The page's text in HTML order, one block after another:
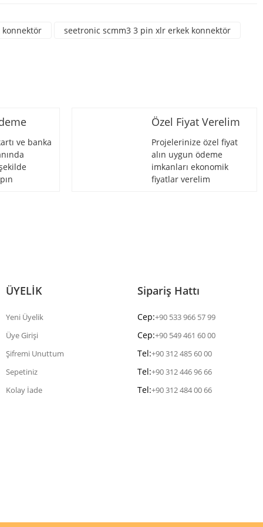
seetronic scmm3 3 pin xlr erkek konnektör
ve banka
Özel Fiyat Verelim
Projelerinize özel fiyat
alın uygun ödeme
imkanları ekonomik
fiyatlar verelim
ÜYELİK
Yeni Üyelik
Üye Girişi
Şifremi Unuttum
Sepetiniz
Kolay İade
Sipariş Hattı
Cep:+90 533 966 57 99
Cep:+90 549 461 60 00
Tel:+90 312 485 60 00
Tel:+90 312 446 96 66
Tel:+90 312 484 00 66